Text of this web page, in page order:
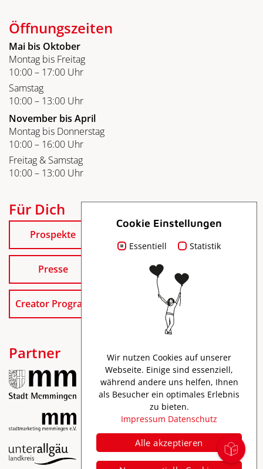
Öffnungszeiten
Mai bis Oktober
Montag bis Freitag
10:00 – 17:00 Uhr
Samstag
10:00 – 13:00 Uhr
November bis April
Montag bis Donnerstag
10:00 – 16:00 Uhr
Freitag & Samstag
10:00 – 13:00 Uhr
Für Dich
Prospekte
Presse
Creator Program
Partner
Impressum
Cookie Einstellungen
Essentiell Statistik
Wir nutzen Cookies auf unserer
Webseite. Einige sind essenziell,
während andere uns helfen, Ihnen
als Besucher ein optimales Erlebnis
zu bieten.
Impressum Datenschutz
Alle akzeptieren